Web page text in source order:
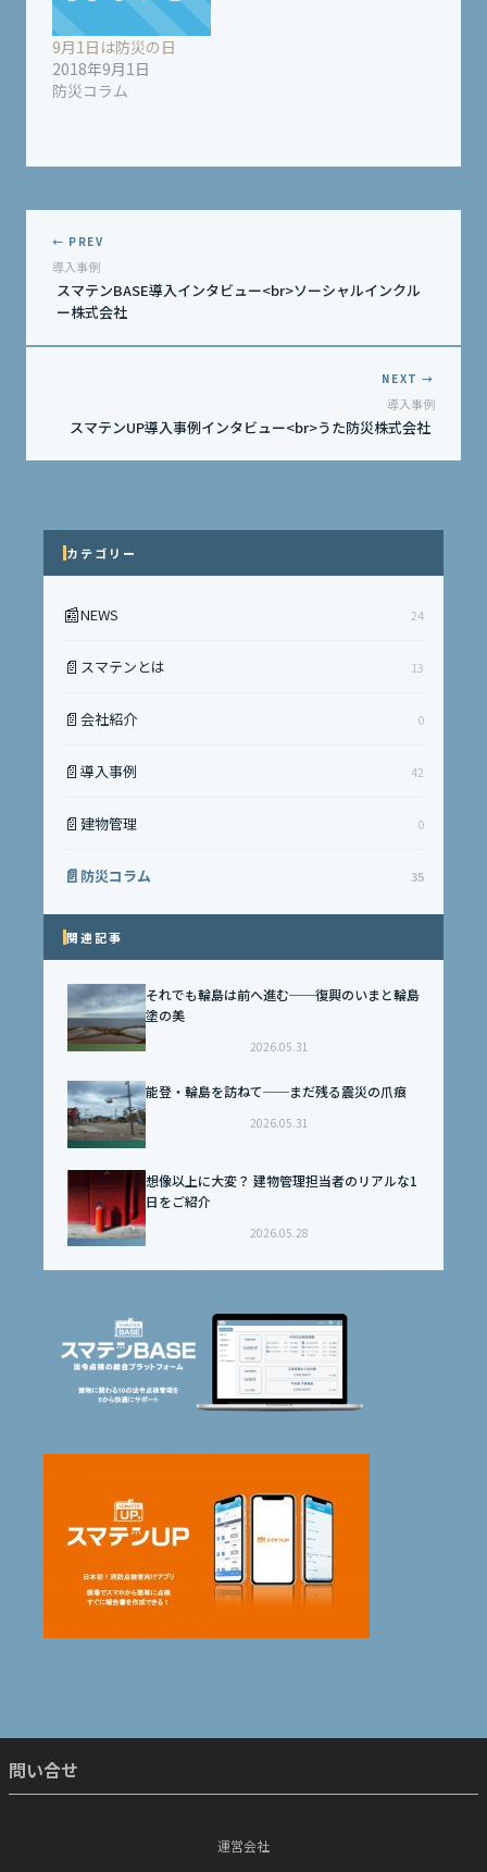
9月1日は防災の日
2018年9月1日
防災コラム
← PREV
導入事例
スマテンBASE導入インタビュー<br>ソーシャルインクル
ー株式会社
NEXT →
導入事例
スマテンUP導入事例インタビュー<br>うた防災株式会社
カテゴリー
📰NEWS 24
📄 スマテンとは 13
📄 会社紹介 0
📄 導入事例 42
📄 建物管理 0
📄 防災コラム 35
関連記事
それでも輪島は前へ進む──復興のいまと輪島
塗の美
2026.05.31
能登・輪島を訪ねて──まだ残る震災の爪痕
2026.05.31
想像以上に大変？ 建物管理担当者のリアルな1
日をご紹介
2026.05.28
問い合せ
運営会社